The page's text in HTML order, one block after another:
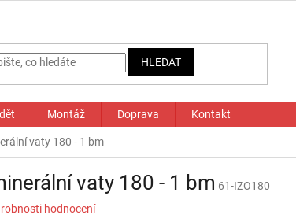
HLEDAT
Montáž Doprava Kontakt
vaty 180 - 1 bm
vaty 180 - 1 bm 61-IZO180
hodnocení